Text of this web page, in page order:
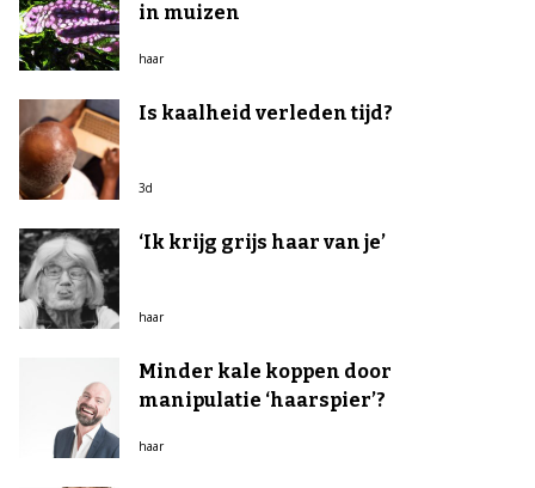
in muizen
haar
Is kaalheid verleden tijd?
3d
‘Ik krijg grijs haar van je’
haar
Minder kale koppen door
manipulatie ‘haarspier’?
haar